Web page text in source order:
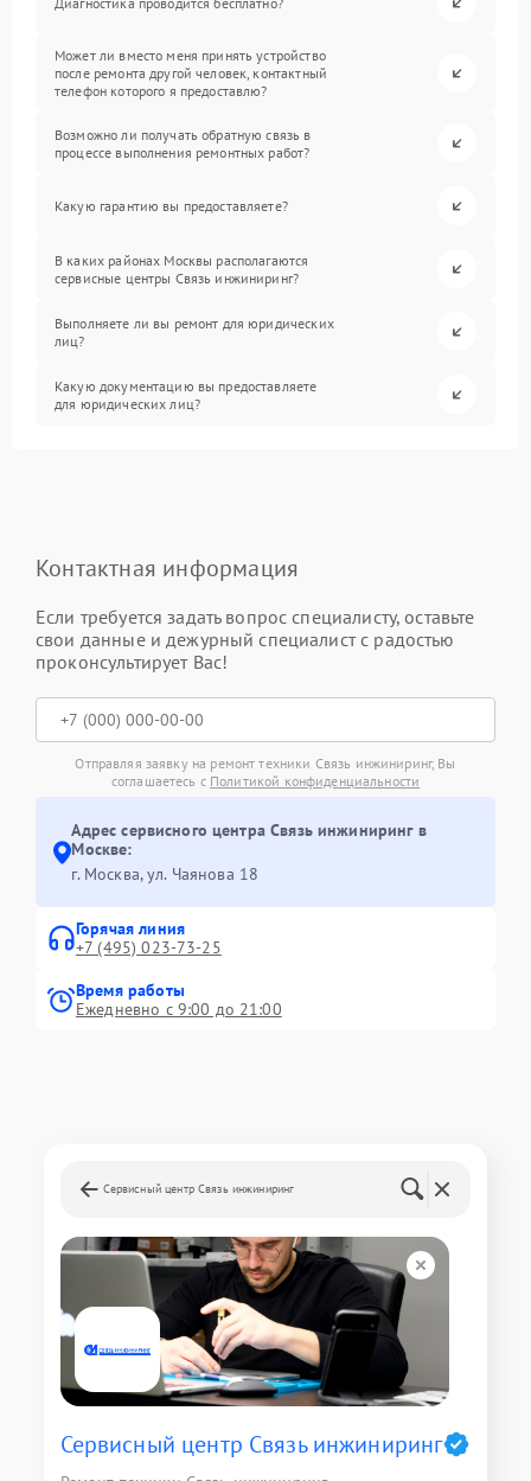
Может ли вместо меня принять устройство
после ремонта другой человек, контактный
телефон которого я предоставлю?
Возможно ли получать обратную связь в
процессе выполнения ремонтных работ?
Какую гарантию вы предоставляете?
В каких районах Москвы располагаются
сервисные центры Связь инжиниринг?
Выполняете ли вы ремонт для юридических
лиц?
Какую документацию вы предоставляете
для юридических лиц?
Контактная информация
Если требуется задать вопрос специалисту, оставьте
свои данные и дежурный специалист с радостью
проконсультирует Вас!
Отправляя заявку на ремонт техники Связь инжиниринг, Вы
соглашаетесь с Политикой конфиденциальности
Адрес сервисного центра Связь инжиниринг в
Москве:
г. Москва, ул. Чаянова 18
Горячая линия
+7 (495) 023-73-25
Время работы
Ежедневно с 9:00 до 21:00
Сервисный центр Связь инжиниринг
Сервисный центр Связь инжиниринг